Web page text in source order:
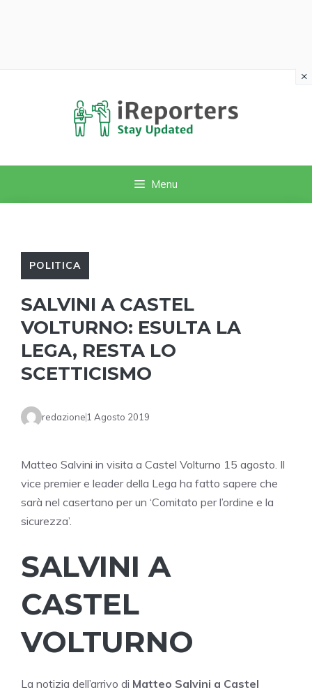
Menu
POLITICA
SALVINI A CASTEL
VOLTURNO: ESULTA LA
LEGA, RESTA LO
SCETTICISMO
redazione 1 Agosto 2019
Matteo Salvini in visita a Castel Volturno 15 agosto. Il
vice premier e leader della Lega ha fatto sapere che
sarà nel casertano per un ‘Comitato per l’ordine e la
sicurezza’.
SALVINI A
CASTEL
VOLTURNO
La notizia dell’arrivo di Matteo Salvini a Castel
×